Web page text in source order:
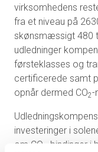
virksomhedens
fra et niveau på
skønsmæssigt 480
udledninger
førsteklasses og
certificerede samt
opnår dermed CO2-
investeringer i
om CO
-bindinger i